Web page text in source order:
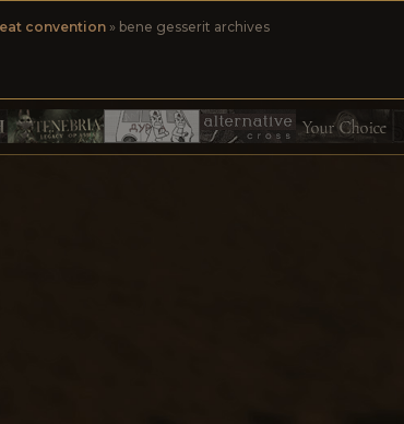
convention» bene gesserit archives